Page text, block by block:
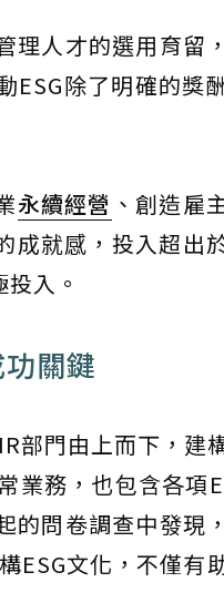
理人才的選用育留
ESG除了明確的獎
永續經營 、創造雇
成就感，投入超出
入。
關鍵
部門由上而下，建
業務，也包含各項
的問卷調查中發現
ESG文化，不僅有